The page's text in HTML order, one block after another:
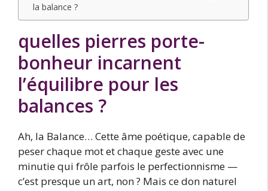
la balance ?
quelles pierres porte-
bonheur incarnent
l’équilibre pour les
balances ?
Ah, la Balance… Cette âme poétique, capable de
peser chaque mot et chaque geste avec une
minutie qui frôle parfois le perfectionnisme —
c’est presque un art, non ? Mais ce don naturel